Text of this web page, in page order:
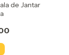
de Jantar